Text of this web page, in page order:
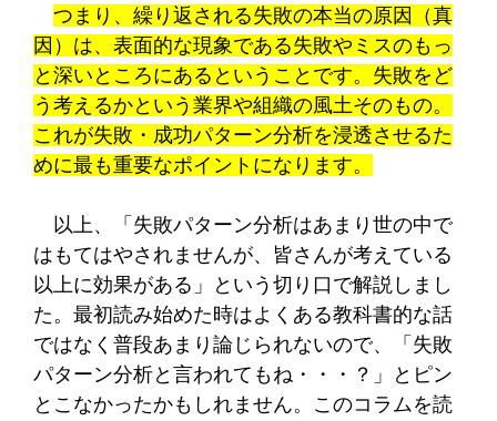
つまり、繰り返される失敗の本当の原因（真
因）は、表面的な現象である失敗やミスのもっ
と深いところにあるということです。失敗をど
う考えるかという業界や組織の風土そのもの。
これが失敗・成功パターン分析を浸透させるた
めに最も重要なポイントになります。
以上、「失敗パターン分析はあまり世の中で
はもてはやされませんが、皆さんが考えている
以上に効果がある」という切り口で解説しまし
た。 最初読み始めた時はよくある教科書的な話
ではなく普段あまり論じられないので、「失敗
パターン分析と言われてもね・・・？」とピン
とこなかったかもしれません。このコラムを読